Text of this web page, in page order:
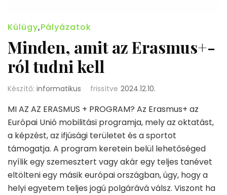
Külügy,Pályázatok
Minden, amit az Erasmus+-
ról tudni kell
Készítő: informatikus frissítve 2024.12.10.
MI AZ AZ ERASMUS + PROGRAM? Az Erasmus+ az
Európai Unió mobilitási programja, mely az oktatást,
a képzést, az ifjúsági területet és a sportot
támogatja. A program keretein belül lehetőséged
nyílik egy szemesztert vagy akár egy teljes tanévet
eltölteni egy másik európai országban, úgy, hogy a
helyi egyetem teljes jogú polgárává válsz. Viszont ha